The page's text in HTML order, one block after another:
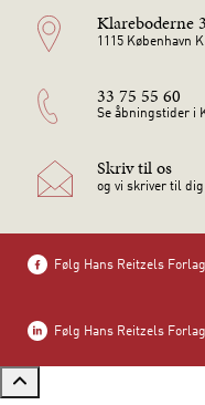
Klareboderne 3
1115 København K
33 75 55 60
Se åbningstider i
Skriv til os
og vi skriver til dig
Følg Hans Reitzels
Følg Hans Reitzels